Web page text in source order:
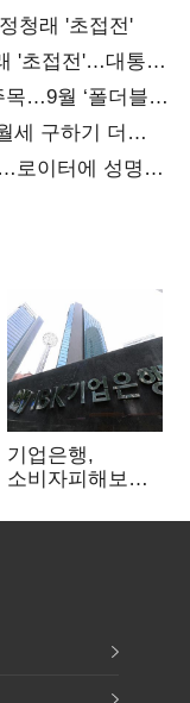
청래 '초접전'
'초접전'…대통령
목…9월 ‘폴더블
세 구하기 더
로이터에 성명
기업은행,
소비자피해보상
보이스피싱 공시